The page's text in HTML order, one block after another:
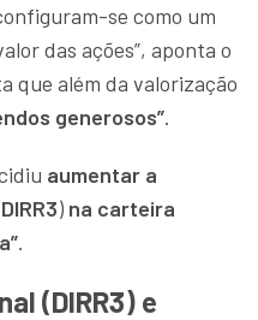
se como um
das ações”, aponta o
que além da valorização
generosos”.
aumentar a
DIRR3) na carteira
.
(DIRR3) e